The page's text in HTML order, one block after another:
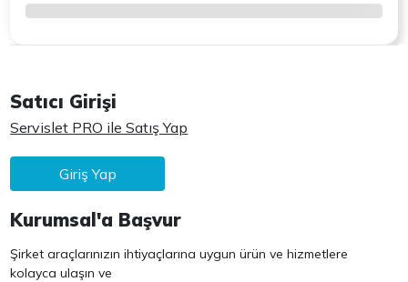
Satıcı Girişi
Servislet PRO ile Satış Yap
Giriş Yap
Kurumsal'a Başvur
Şirket araçlarınızın ihtiyaçlarına uygun ürün ve hizmetlere
kolayca ulaşın ve